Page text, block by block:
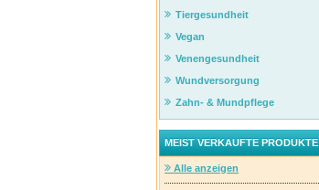
Tiergesundheit
Vegan
Venengesundheit
Wundversorgung
Zahn- & Mundpflege
MEIST VERKAUFTE PRODUKTE
Alle anzeigen